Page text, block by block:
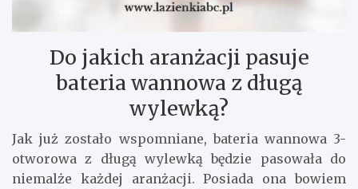
Do jakich aranżacji pasuje
bateria wannowa z długą
wylewką?
Jak już zostało wspomniane, bateria wannowa 3-
otworowa z długą wylewką będzie pasowała do
niemalże każdej aranżacji. Posiada ona bowiem